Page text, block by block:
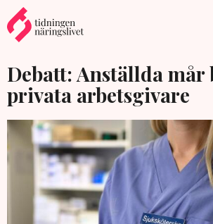
Debatt: Anställda mår
privata arbetsgivare